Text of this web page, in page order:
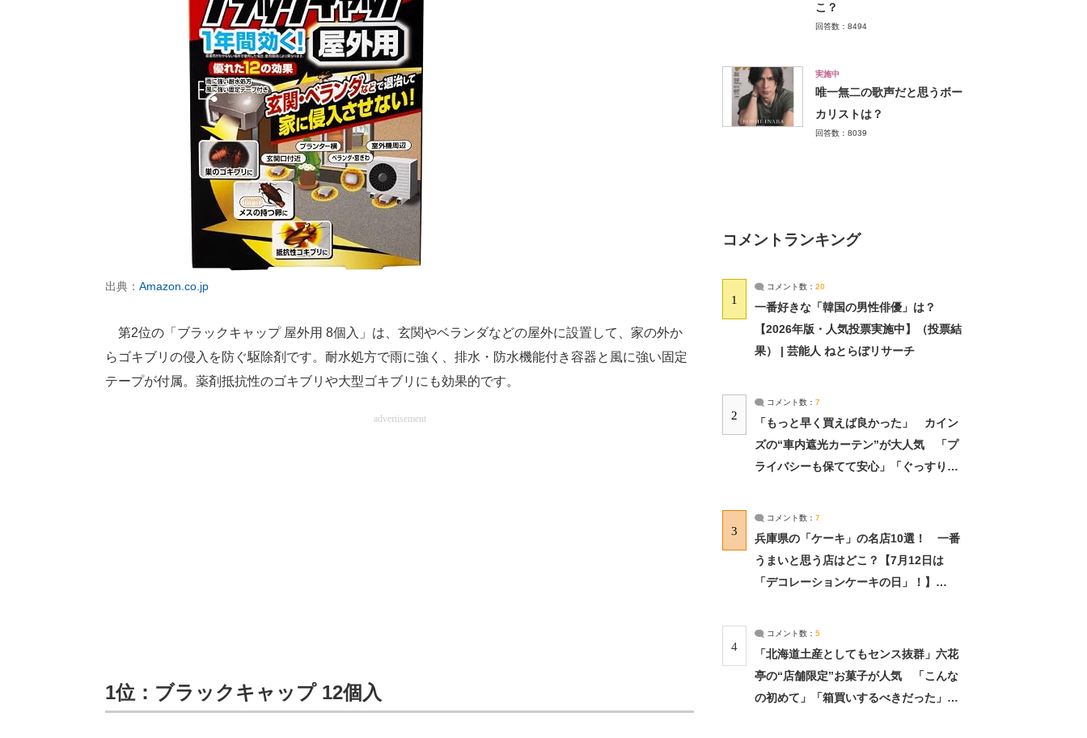
出典： Amazon.co.jp
第2位の「ブラックキャップ 屋外用 8個入」は、玄関やベランダなどの屋外に設置して、家の外か
らゴキブリの侵入を防ぐ駆除剤です。耐水処方で雨に強く、排水・防水機能付き容器と風に強い固定
テープが付属。薬剤抵抗性のゴキブリや大型ゴキブリにも効果的です。
advertisement
1位：ブラックキャップ 12個入
こ？
回答数：8494
実施中
唯一無二の歌声だと思うボー
カリストは？
回答数：8039
コメントランキング
1
コメント数： 20
一番好きな「韓国の男性俳優」は？
【2026年版・人気投票実施中】（投票結
果） | 芸能人 ねとらぼリサーチ
2
コメント数： 7
「もっと早く買えば良かった」 カイン
ズの“車内遮光カーテン”が大人気 「プ
ライバシーも保てて安心」「ぐっすり眠
3
コメント数： 7
兵庫県の「ケーキ」の名店10選！ 一番
うまいと思う店はどこ？【7月12日は
「デコレーションケーキの日」！】
4
コメント数： 5
「北海道土産としてもセンス抜群」六花
亭の“店舗限定”お菓子が人気 「こんな
の初めて」「箱買いするべきだった」